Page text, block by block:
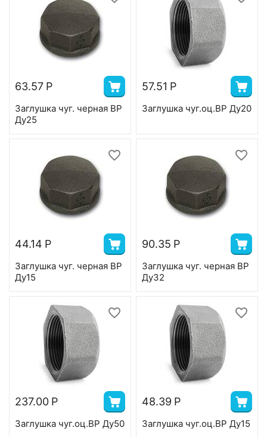
63.57 Р
Заглушка чуг. черная ВР
Ду25
57.51 Р
Заглушка чуг.оц.ВР Ду20
44.14 Р
Заглушка чуг. черная ВР
Ду15
90.35 Р
Заглушка чуг. черная ВР
Ду32
237.00 Р
Заглушка чуг.оц.ВР Ду50
48.39 Р
Заглушка чуг.оц.ВР Ду15